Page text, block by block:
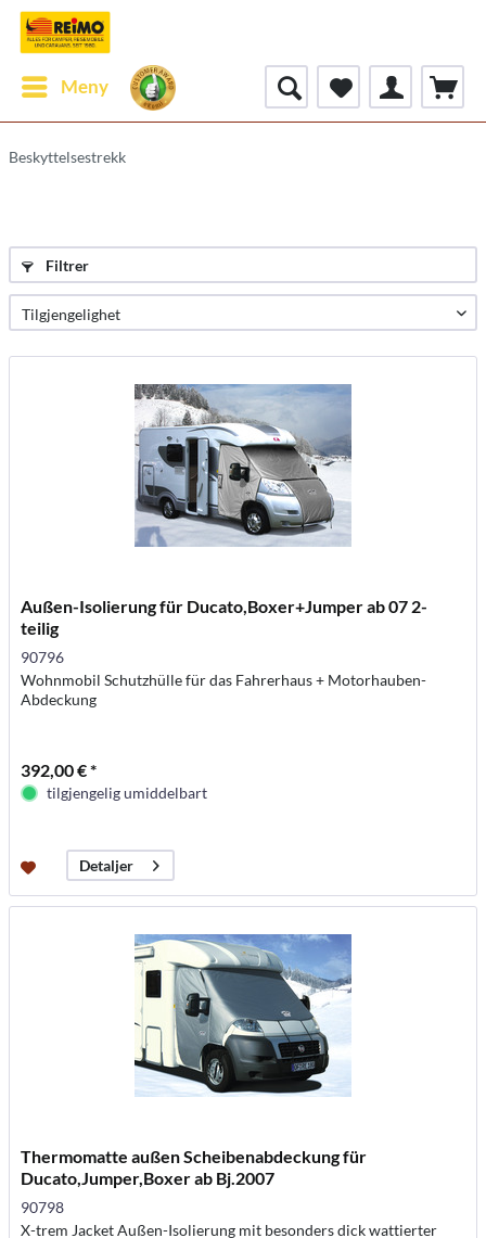
Meny
Beskyttelsestrekk
Filtrer
Außen-Isolierung für Ducato,Boxer+Jumper ab 07 2-
teilig
90796
Wohnmobil Schutzhülle für das Fahrerhaus + Motorhauben-
Abdeckung
392,00 € *
tilgjengelig umiddelbart
Detaljer
Thermomatte außen Scheibenabdeckung für
Ducato,Jumper,Boxer ab Bj.2007
90798
X-trem Jacket Außen-Isolierung mit besonders dick wattierter